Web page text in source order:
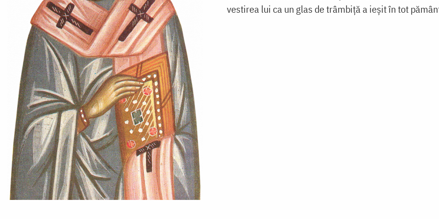
vestirea lui ca un glas de trâmbiță a ieșit în tot